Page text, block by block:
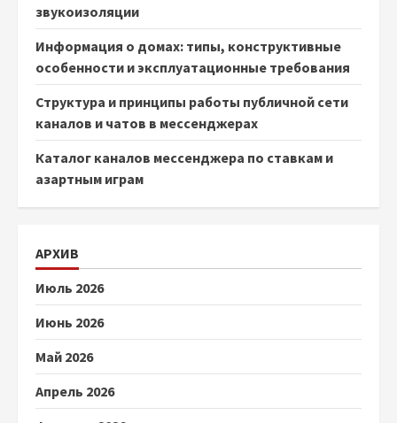
звукоизоляции
Информация о домах: типы, конструктивные
особенности и эксплуатационные требования
Структура и принципы работы публичной сети
каналов и чатов в мессенджерах
Каталог каналов мессенджера по ставкам и
азартным играм
АРХИВ
Июль 2026
Июнь 2026
Май 2026
Апрель 2026